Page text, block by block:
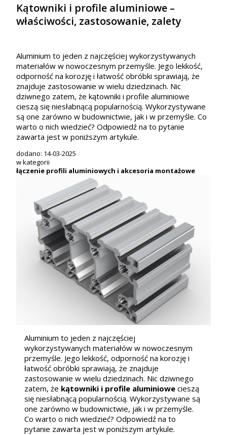
Kątowniki i profile aluminiowe –
właściwości, zastosowanie, zalety
Aluminium to jeden z najczęściej wykorzystywanych
materiałów w nowoczesnym przemyśle. Jego lekkość,
odporność na korozję i łatwość obróbki sprawiają, że
znajduje zastosowanie w wielu dziedzinach. Nic
dziwnego zatem, że kątowniki i profile aluminiowe
cieszą się niesłabnącą popularnością. Wykorzystywane
są one zarówno w budownictwie, jak i w przemyśle. Co
warto o nich wiedzieć? Odpowiedź na to pytanie
zawarta jest w poniższym artykule.
dodano: 14-03-2025
w kategorii
łączenie profili aluminiowych i akcesoria montażowe
Aluminium to jeden z najczęściej
wykorzystywanych materiałów w nowoczesnym
przemyśle. Jego lekkość, odporność na korozję i
łatwość obróbki sprawiają, że znajduje
zastosowanie w wielu dziedzinach. Nic dziwnego
zatem, że kątowniki i profile aluminiowe cieszą
się niesłabnącą popularnością. Wykorzystywane są
one zarówno w budownictwie, jak i w przemyśle.
Co warto o nich wiedzieć? Odpowiedź na to
pytanie zawarta jest w poniższym artykule.